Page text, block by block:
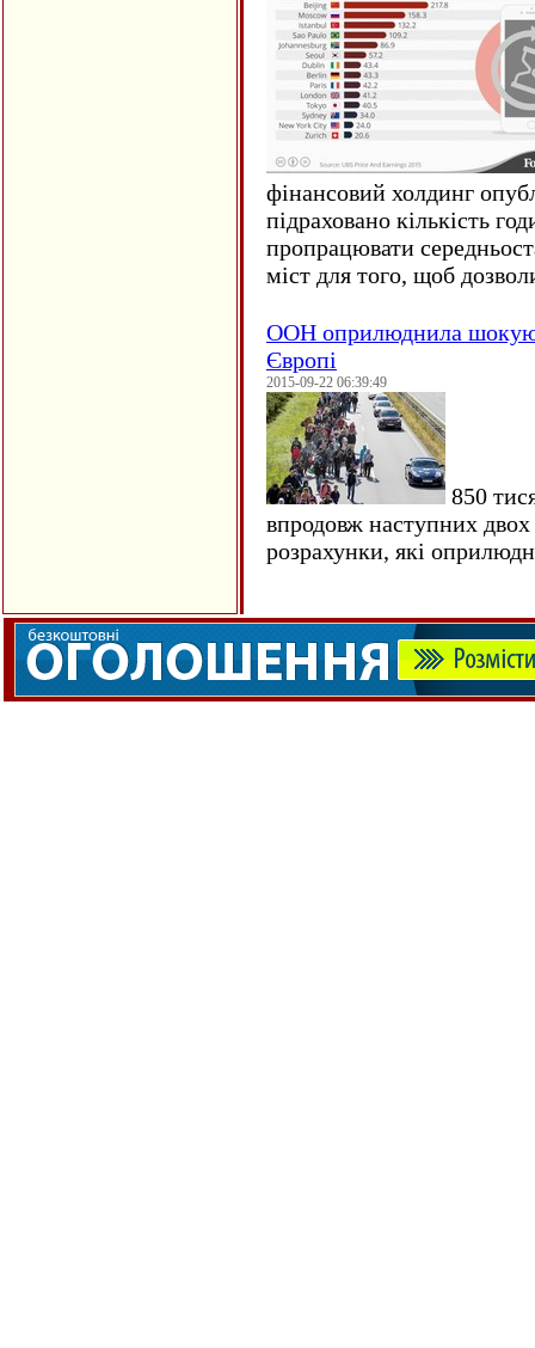
фінансовий холдинг
підраховано кількість
пропрацювати
міст для того, щоб
ООН оприлюднила
Європі
2015-09-22 06:39:49
850
впродовж наступних
розрахунки, які